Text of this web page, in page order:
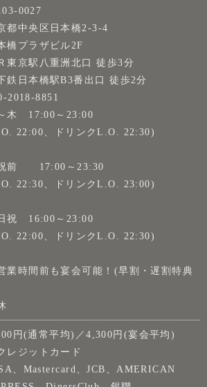
0027
都中央区日本橋2-3-4
橋プラザビル2F
東京駅八重洲北口 徒歩3分
鉄日本橋駅B3番出口 徒歩2分
2018-8851
木 17:00～23:00
22:00、ドリンクL.O. 22:30)
前 17:00～23:30
22:30、ドリンクL.O. 23:00)
祝 16:00～23:00
22:00、ドリンクL.O. 22:30)
業時間前も宴会可能！(早割・遅割特典
円(通常平均)／4,300円(宴会平均)
レジットカード
、Mastercard、JCB、AMERICAN